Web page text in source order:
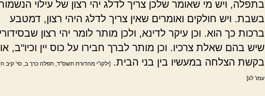
בתפלה, ויש מי שאומר שלכן צריך לדלג יהי רצון של עילוי
בשבת. ויש חולקים ואומרים שאין צריך לדלג היהי רצון, דמטבע
ברכות כך הוא. וכן עיקר לדינא, ולכן מותר לומר יהי רצון
שיש בהם שאלת צרכיו. וכן מותר לברך חבירו על כוס יין וכיו"ב, או
בקשת הצלחה במעשיו בין בני הבית.
[ילקו"י מהדורת תשס"ד, תפלה כרך ב, סי' קיב
עמו' לג]